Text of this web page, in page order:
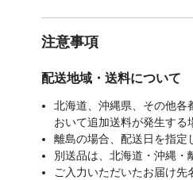
注意事項
配送地域・送料について
北海道、沖縄県、その他各
おいて追加送料が発生する
離島の場合、配送日を指定
別送品は、北海道・沖縄・
ご入力いただいたお届け先